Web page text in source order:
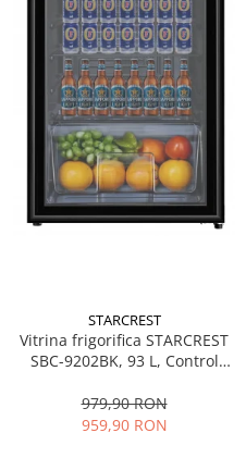
STARCREST
Vitrina frigorifica STARCREST
SBC-9202BK, 93 L, Control
83.2 cm, Negru
979,90 RON
959,90 RON